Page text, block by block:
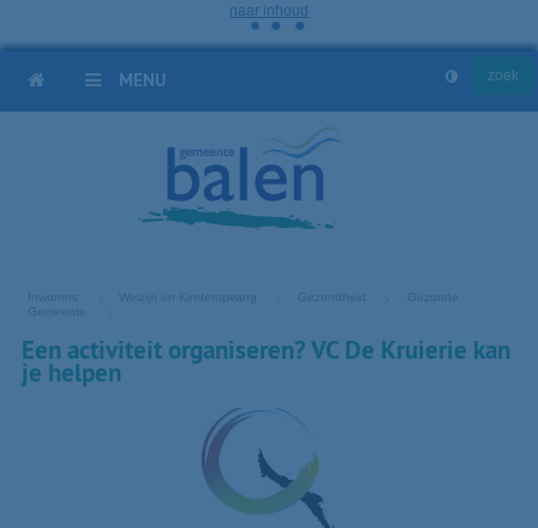
naar inhoud
HOME MENU
Een activiteit organiseren? VC De Kruierie kan
je helpen